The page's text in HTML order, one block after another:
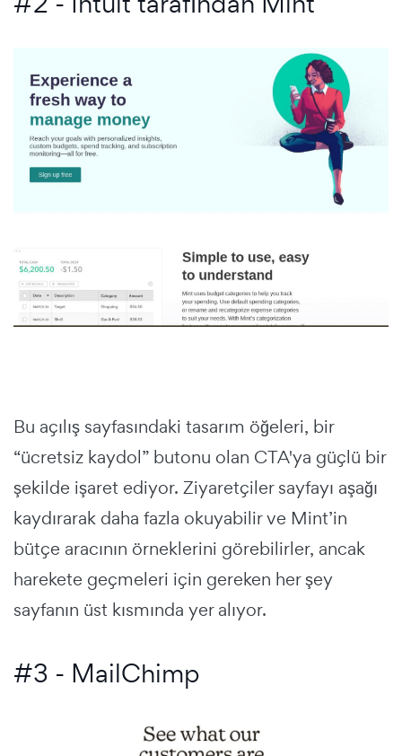
Bu açılış sayfasındaki tasarım öğeleri, bir
“ücretsiz kaydol” butonu olan CTA'ya güçlü bir
şekilde işaret ediyor. Ziyaretçiler sayfayı aşağı
kaydırarak daha fazla okuyabilir ve Mint’in
bütçe aracının örneklerini görebilirler, ancak
harekete geçmeleri için gereken her şey
sayfanın üst kısmında yer alıyor.
#3 - MailChimp